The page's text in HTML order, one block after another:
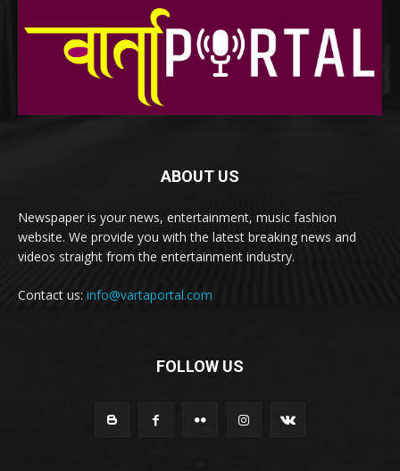
ABOUT US
Newspaper is your news, entertainment, music fashion
website. We provide you with the latest breaking news and
videos straight from the entertainment industry.
Contact us: info@vartaportal.com
FOLLOW US